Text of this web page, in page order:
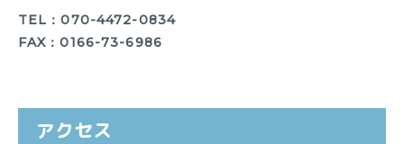
TEL：070-4472-0834
FAX：0166-73-6986
アクセス